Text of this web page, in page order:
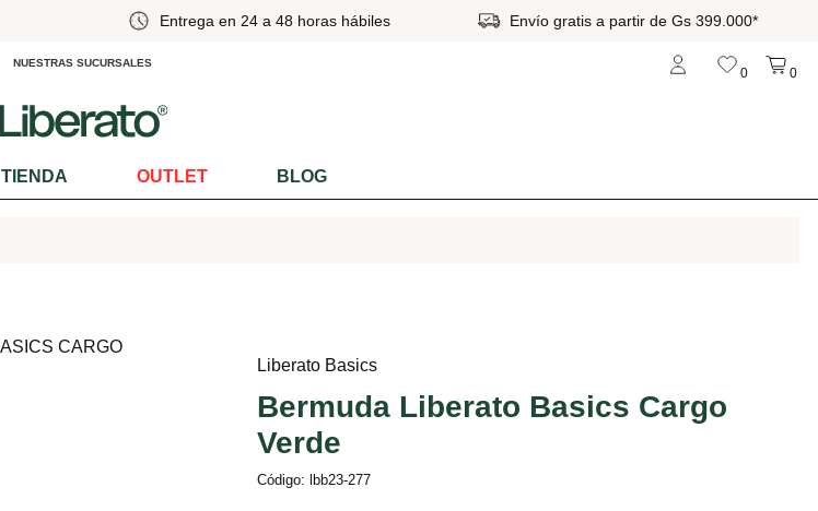
Entrega en 24 a 48 horas hábiles Envío gratis a partir de Gs 399.000*
NUESTRAS SUCURSALES
0 0
TIENDA OUTLET BLOG
Liberato Basics
Bermuda Liberato Basics Cargo
Verde
Código: lbb23-277